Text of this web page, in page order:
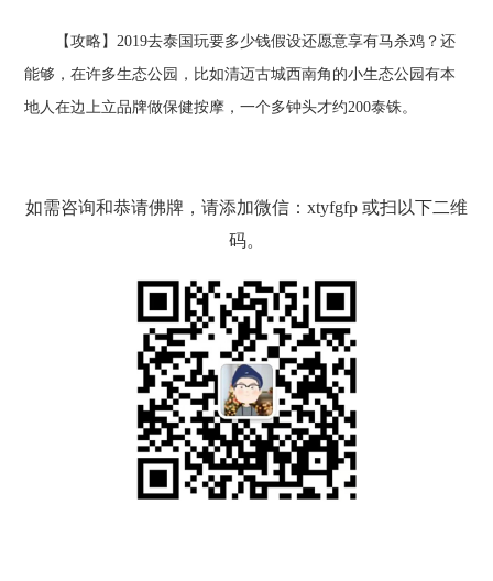
【攻略】2019去泰国玩要多少钱假设还愿意享有马杀鸡？还
能够，在许多生态公园，比如清迈古城西南角的小生态公园有本
地人在边上立品牌做保健按摩，一个多钟头才约200泰铢。
如需咨询和恭请佛牌，请添加微信：xtyfgfp 或扫以下二维
码。